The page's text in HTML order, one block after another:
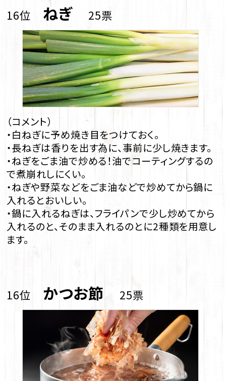
16位 ねぎ 25票
（コメント）
・白ねぎに予め焼き目をつけておく。
・長ねぎは香りを出す為に、事前に少し焼きます。
・ねぎをごま油で炒める！油でコーティングするの
で煮崩れしにくい。
・ねぎや野菜などをごま油などで炒めてから鍋に
入れるとおいしい。
・鍋に入れるねぎは、フライパンで少し炒めてから
入れるのと、そのまま入れるのとに2種類を用意し
ます。
16位 かつお節 25票